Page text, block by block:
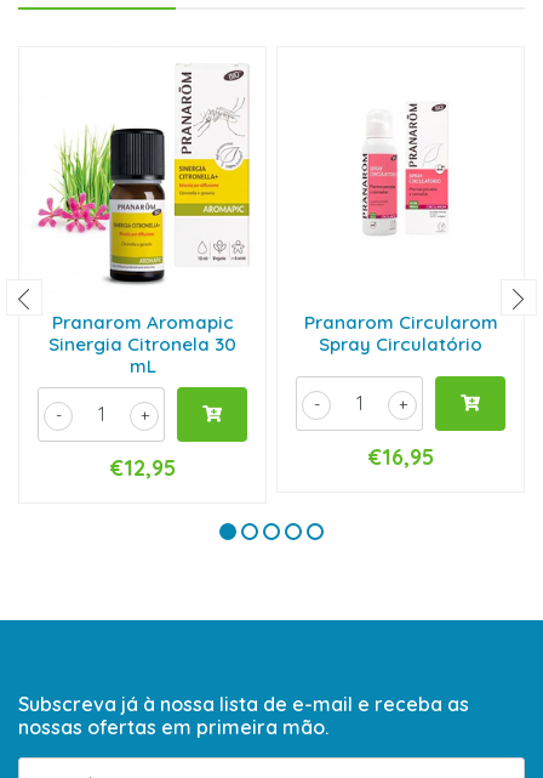
Pranarom Aromapic
Sinergia Citronela 30
mL
+
-
€12,95
Pranarom Circularom
Spray Circulatório
+
-
€16,95
Subscreva já à nossa lista de e-mail e receba as
nossas ofertas em primeira mão.